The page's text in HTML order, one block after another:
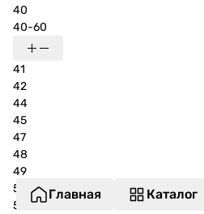
40
40-60
41
42
44
45
47
48
49
50
52
Главная Каталог